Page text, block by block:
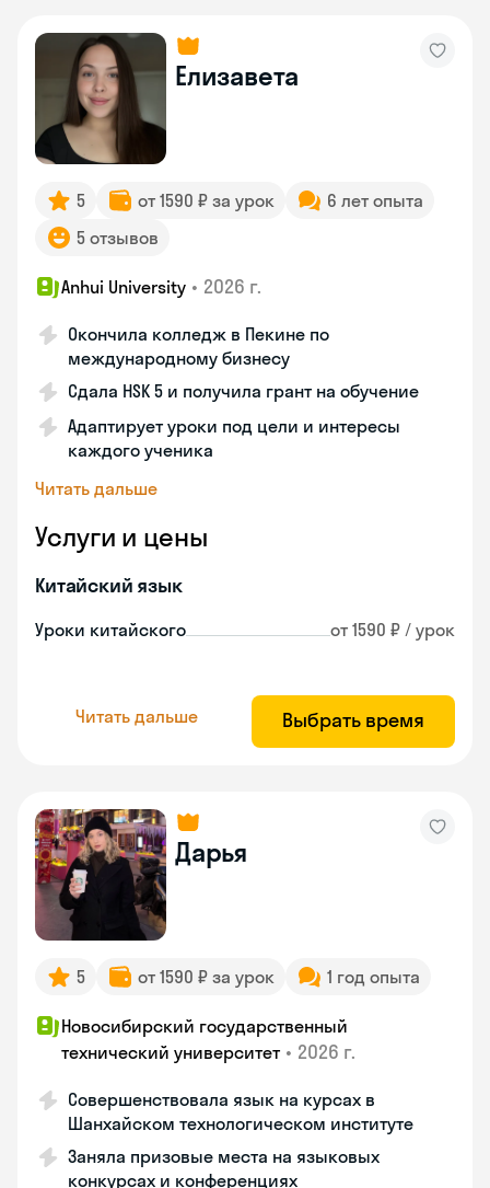
Елизавета
5 от 1590 ₽ за урок
6 лет опыта
5 отзывов
Anhui University • 2026 г.
Окончила колледж в Пекине по
международному бизнесу
Сдала HSK 5 и получила грант на обучение
Адаптирует уроки под цели и интересы
каждого ученика
Читать дальше
Услуги и цены
Китайский язык
Уроки китайского от 1590 ₽ / урок
Читать дальше Выбрать время
Дарья
5 от 1590 ₽ за урок 1 год опыта
Новосибирский государственный
технический университет • 2026 г.
Совершенствовала язык на курсах в
Шанхайском технологическом институте
Заняла призовые места на языковых
конкурсах и конференциях